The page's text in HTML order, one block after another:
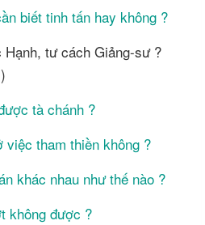
biết tinh tấn hay không ?
Hạnh, tư cách Giảng-sư ?
)
tà chánh ?
tham thiền không ?
khác nhau như thế nào ?
không được ?